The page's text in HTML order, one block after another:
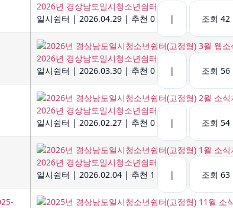
2026년 경상남도일시청소년쉼터(고정형) 4월 웹소식지
일시쉼터 | 2026.04.29 | 추천 0 | 조회 42
2026년 경상남도일시청소년쉼터(고정형) 3월 웹소식지
일시쉼터 | 2026.03.30 | 추천 0 | 조회 56
2026년 경상남도일시청소년쉼터(고정형) 2월 소식지
일시쉼터 | 2026.02.27 | 추천 0 | 조회 54
2026년 경상남도일시청소년쉼터(고정형) 1월 소식지
일시쉼터 | 2026.02.04 | 추천 1 | 조회 63